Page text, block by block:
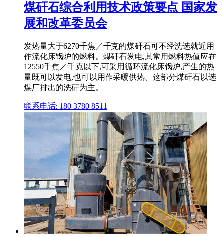
煤矸石综合利用技术政策要点 国家发
展和改革委员会
发热量大于6270千焦／千克的煤矸石可不经洗选就近用
作流化床锅炉的燃料。煤矸石发电,其常用燃料热值应在
12550千焦／千克以下,可采用循环流化床锅炉,产生的热
量既可以发电,也可以用作采暖供热。这部分煤矸石以选
煤厂排出的洗矸为主。
联系电话: 180 3780 8511